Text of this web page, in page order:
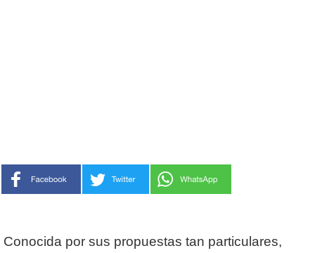
Conocida por sus propuestas tan particulares,